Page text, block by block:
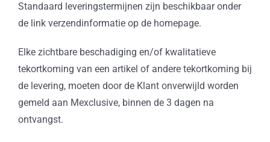
Standaard leveringstermijnen zijn beschikbaar onder
de link verzendinformatie op de homepage.
Elke zichtbare beschadiging en/of kwalitatieve
tekortkoming van een artikel of andere tekortkoming bij
de levering, moeten door de Klant onverwijld worden
gemeld aan Mexclusive, binnen de 3 dagen na
ontvangst.